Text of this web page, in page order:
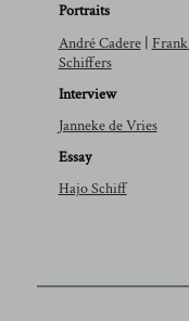
Portraits
André Cadere|
Schiffers
Interview
Janneke de Vries
Essay
Hajo Schiff